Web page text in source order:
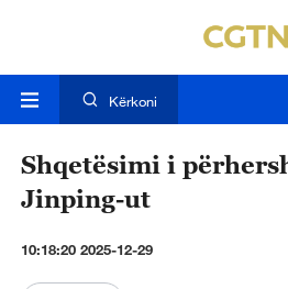
Kërkoni
Shqetësimi i
Jinping-ut
10:18:20 2025-12-29